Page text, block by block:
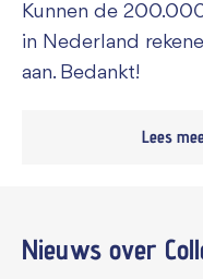
Kunnen de
in Nederland
aan. Bedankt!
Lees
Nieuws over